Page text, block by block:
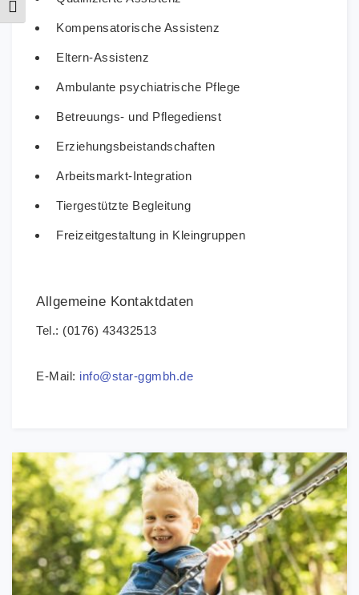
Schrift vergrößern
Kompensatorische Assistenz
Eltern-Assistenz
Ambulante psychiatrische Pflege
Betreuungs- und Pflegedienst
Erziehungsbeistandschaften
Arbeitsmarkt-Integration
Tiergestützte Begleitung
Freizeitgestaltung in Kleingruppen
Allgemeine Kontaktdaten
Tel.: (0176) 43432513
E-Mail: info@star-ggmbh.de